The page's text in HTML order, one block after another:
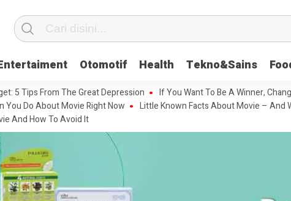
Otomotif Health Tekno&Sains
5 Tips From The Great Depression
If You Want To Be A Winner,
You Do About Movie Right Now
Little Known Facts About Movie – And
And How To Avoid It